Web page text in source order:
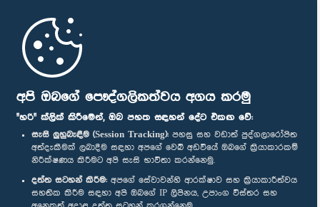
අපි ඔබගේ පෞද්ගලිකත්වය අගය කරමු
"හරි" ක්ලික් කිරීමෙන්, ඔබ පහත සඳහන් දේට එකඟ වේ:
සැසි ලුහුබැඳීම (Session Tracking): පහසු සහ වඩාත් පුද්ගලාරෝපිත
අත්දැකීමක් ලබාදීම සඳහා අපගේ වෙබ් අඩවියේ ඔබගේ ක්‍රියාකාරකම්
නිරීක්ෂණය කිරීමට අපි සැසි භාවිතා කරන්නෙමු.
දත්ත සටහන් කිරීම: අපගේ සේවාවන්හි ආරක්ෂාව සහ ක්‍රියාකාරීත්වය
සහතික කිරීම සඳහා අපි ඔබගේ IP ලිපිනය, උපාංග විස්තර සහ
මුල් පිටුව
පාර්ලිමේන්තු ජංගම යෙදුම
අප හා සම්බන්ධ වී සිටින්න :